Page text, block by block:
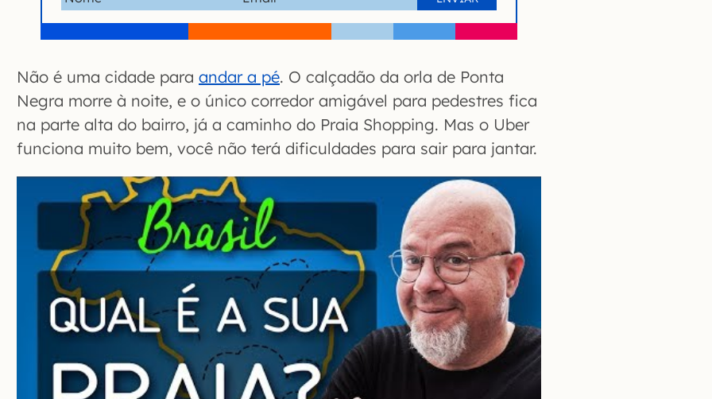
Não é uma cidade para andar a pé. O calçadão da orla de Ponta
Negra morre à noite, e o único corredor amigável para pedestres fica
na parte alta do bairro, já a caminho do Praia Shopping. Mas o Uber
funciona muito bem, você não terá dificuldades para sair para jantar.